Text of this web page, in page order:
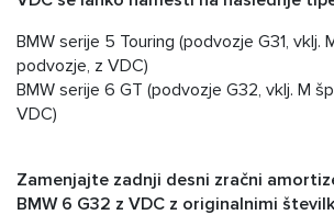
BMW serije 5 Touring (podvozje G31, vklj.
podvozje, z VDC)
BMW serije 6 GT (podvozje G32, vklj. M
VDC)
Zamenjajte zadnji desni zračni
BMW 6 G32 z VDC z originalnimi